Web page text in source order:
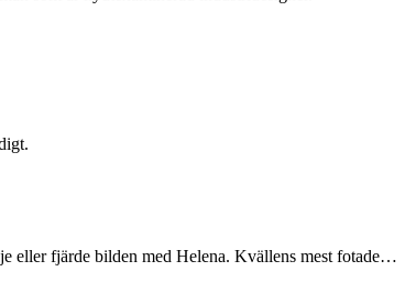
eller fjärde bilden med Helena. Kvällens mest fotade…